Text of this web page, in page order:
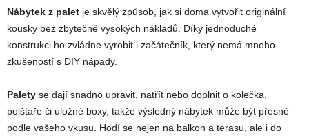
Nábytek z palet je skvělý způsob, jak si doma vytvořit originální
kousky bez zbytečně vysokých nákladů. Díky jednoduché
konstrukci ho zvládne vyrobit i začátečník, který nemá mnoho
zkušeností s DIY nápady.
Palety se dají snadno upravit, natřít nebo doplnit o kolečka,
polštáře či úložné boxy, takže výsledný nábytek může být přesně
podle vašeho vkusu. Hodí se nejen na balkon a terasu, ale i do